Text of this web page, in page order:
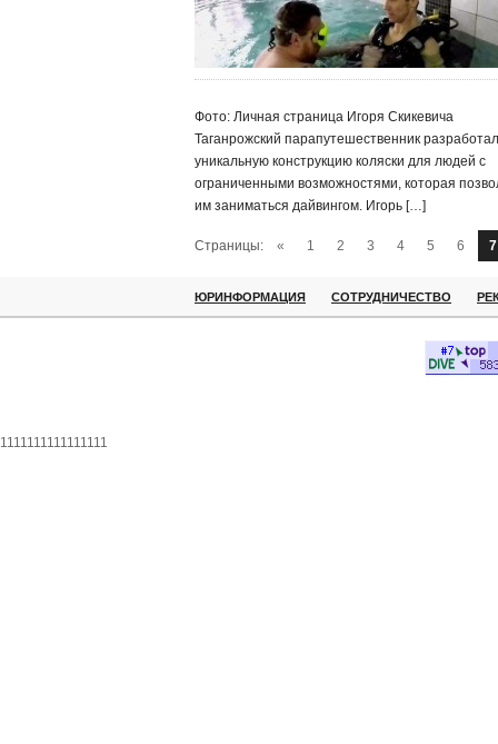
Фото: Личная страница Игоря Скикевича
Таганрожский парапутешественник разработал
уникальную конструкцию коляски для людей с
ограниченными возможностями, которая
им заниматься дайвингом. Игорь […]
Страницы: « 1 2 3 4 5 6 7
ЮРИНФОРМАЦИЯ СОТРУДНИЧЕСТВО
1111111111111111